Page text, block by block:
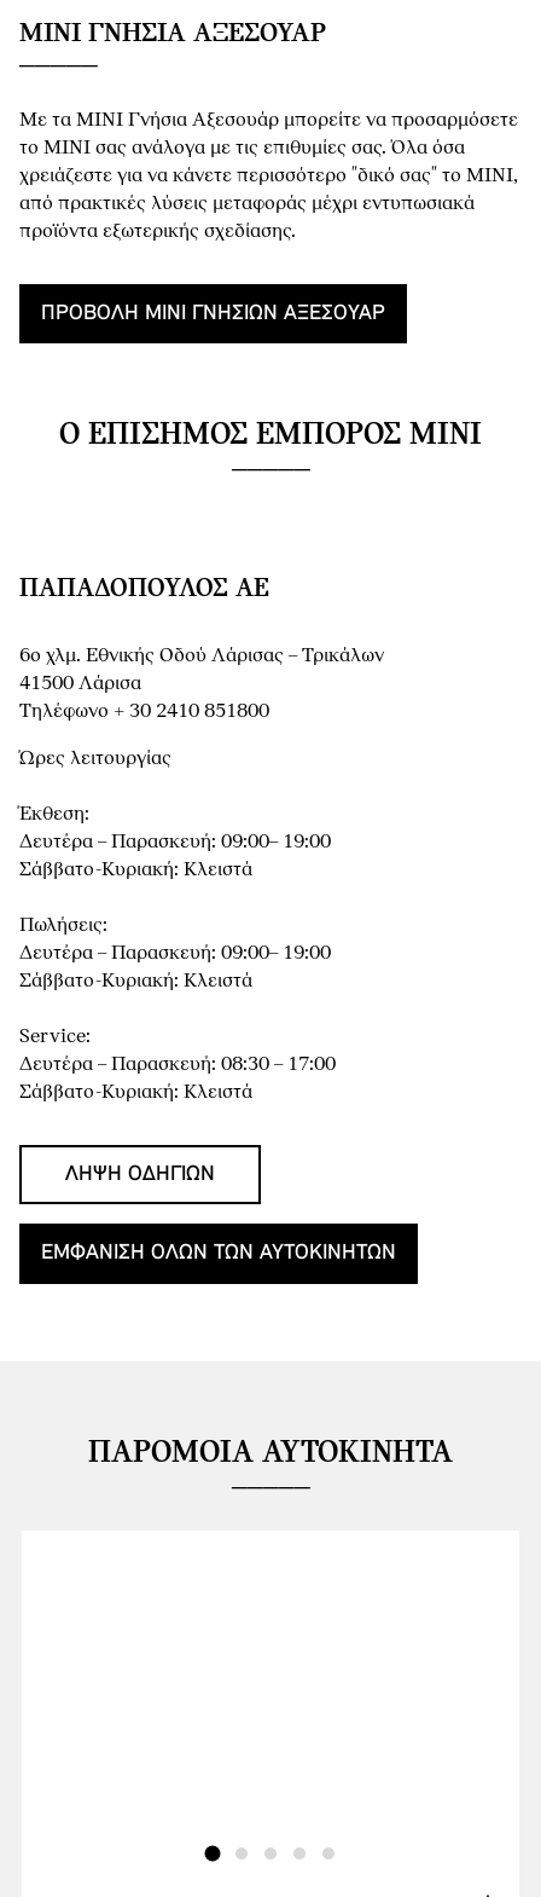
MINI ΓΝΉΣΙΑ ΑΞΕΣΟΥΆΡ
Με τα MINI Γνήσια Αξεσουάρ μπορείτε να προσαρμόσετε
το MINI σας ανάλογα με τις επιθυμίες σας. Όλα όσα
χρειάζεστε για να κάνετε περισσότερο "δικό σας" το MINI,
από πρακτικές λύσεις μεταφοράς μέχρι εντυπωσιακά
προϊόντα εξωτερικής σχεδίασης.
ΠΡΟΒΟΛΉ MINI ΓΝΉΣΙΩΝ ΑΞΕΣΟΥΆΡ
Ο ΕΠΊΣΗΜΟΣ ΈΜΠΟΡΟΣ MINI
ΠΑΠΑΔΌΠΟΥΛΟΣ ΑΕ
6ο χλμ. Εθνικής Οδού Λάρισας – Τρικάλων
41500 Λάρισα
Τηλέφωνο + 30 2410 851800
Ώρες λειτουργίας
Έκθεση:
Δευτέρα – Παρασκευή: 09:00– 19:00
Σάββατο-Κυριακή: Κλειστά
Πωλήσεις:
Δευτέρα – Παρασκευή: 09:00– 19:00
Σάββατο-Κυριακή: Κλειστά
Service:
Δευτέρα – Παρασκευή: 08:30 – 17:00
Σάββατο-Κυριακή: Κλειστά
ΛΉΨΗ ΟΔΗΓΙΏΝ
ΕΜΦΆΝΙΣΗ ΌΛΩΝ ΤΩΝ ΑΥΤΟΚΙΝΉΤΩΝ
ΠΑΡΌΜΟΙΑ ΑΥΤΟΚΊΝΗΤΑ